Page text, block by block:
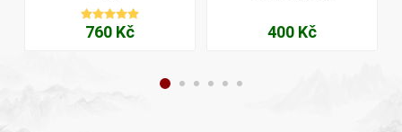
760 Kč 400 Kč